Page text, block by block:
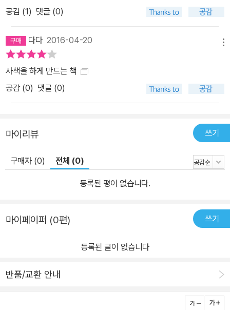
렇듯 허세욱은 학자, 시인, 수필가, 번역가로서 다방면에서 활약했고,
다. 이 책에서 집중하고 있는 수필의 경우, 허세욱은 고향이나 부모님
에 대한 진솔한 감정이나 현대 문명에 대한 반성적 사유를 보이는 수
공감 (1) 댓글 (0)
다다 2016-04-20
사색을 하게 만드는 책
공감 (0) 댓글 (0)
마이리뷰 쓰기
구매자 (0) 전체 (0)
등록된 평이 없습니다.
마이페이퍼 (0편) 쓰기
등록된 글이 없습니다
반품/교환 안내